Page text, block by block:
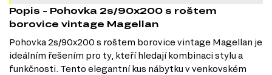
Popis - Pohovka 2s/90x200 s roštem
borovice vintage Magellan
Pohovka 2s/90x200 s roštem borovice vintage Magellan je
ideálním řešením pro ty, kteří hledají kombinaci stylu a
funkčnosti. Tento elegantní kus nábytku v venkovském